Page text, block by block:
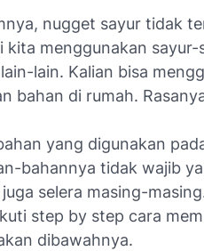
nugget sayur tidak
kita menggunakan
lain. Kalian bisa
bahan di rumah.
yang digunakan
bahannya tidak wajib
selera masing-
step by step cara
dibawahnya.